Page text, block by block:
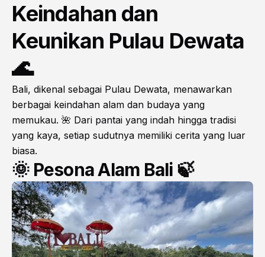
Keindahan dan
Keunikan Pulau Dewata
🌊
Bali, dikenal sebagai Pulau Dewata, menawarkan
berbagai keindahan alam dan budaya yang
memukau. 🌺 Dari pantai yang indah hingga tradisi
yang kaya, setiap sudutnya memiliki cerita yang luar
biasa.
🌞 Pesona Alam Bali 🍃